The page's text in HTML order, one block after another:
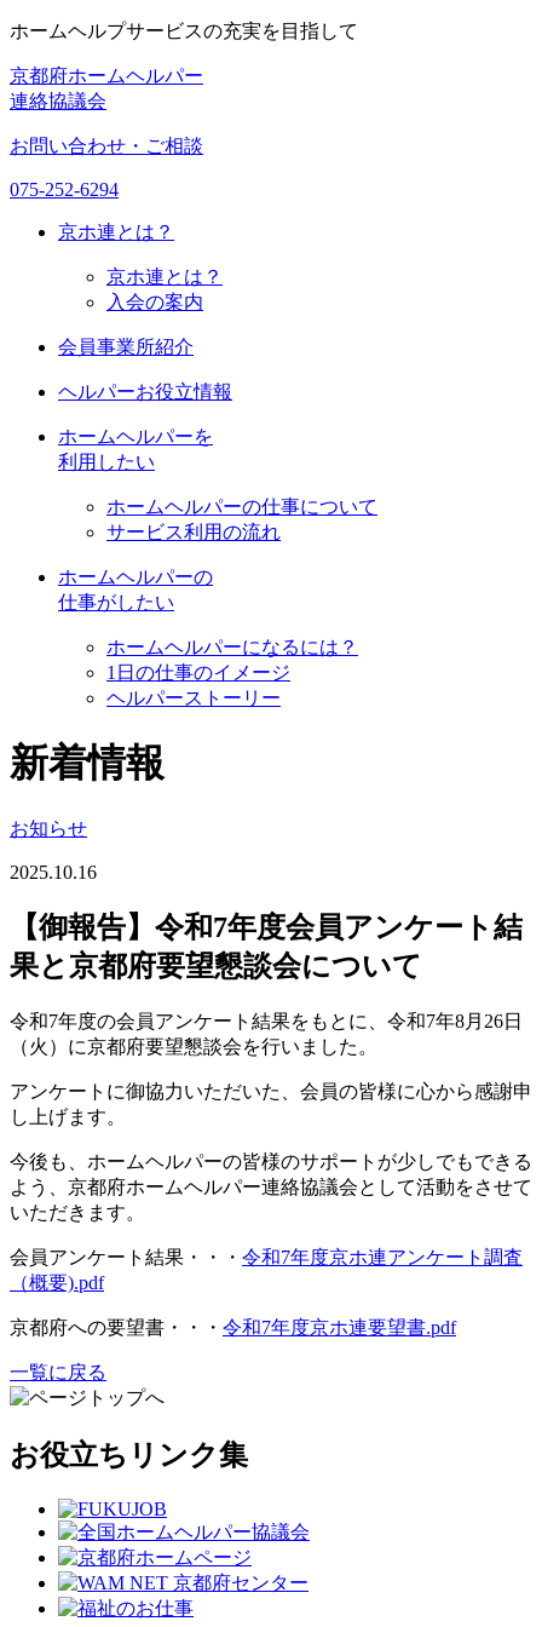
ホームヘルプサービスの充実を目指して
京都府ホームヘルパー
連絡協議会
お問い合わせ・ご相談
075-252-6294
京ホ連とは？
京ホ連とは？
入会の案内
会員事業所紹介
ヘルパーお役立情報
ホームヘルパーを
利用したい
ホームヘルパーの仕事について
サービス利用の流れ
ホームヘルパーの
仕事がしたい
ホームヘルパーになるには？
1日の仕事のイメージ
ヘルパーストーリー
新着情報
お知らせ
2025.10.16
【御報告】令和7年度会員アンケート結
果と京都府要望懇談会について
令和7年度の会員アンケート結果をもとに、令和7年8月26日
（火）に京都府要望懇談会を行いました。
アンケートに御協力いただいた、会員の皆様に心から感謝申
し上げます。
今後も、ホームヘルパーの皆様のサポートが少しでもできる
よう、京都府ホームヘルパー連絡協議会として活動をさせて
いただきます。
会員アンケート結果・・・ 令和7年度京ホ連アンケート調査
（概要).pdf
京都府への要望書・・・ 令和7年度京ホ連要望書.pdf
一覧に戻る
お役立ちリンク集